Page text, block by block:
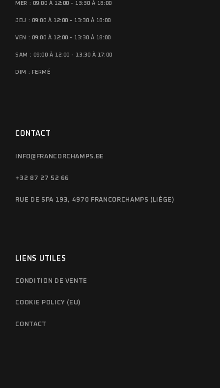
MER : 09:00 À 12:00 - 13:30 À 18:00
JEU : 09:00 À 12:00 - 13:30 À 18:00
VEN : 09:00 À 12:00 - 13:30 À 18:00
SAM : 09:00 À 12:00 - 13:30 À 17:00
DIM : FERMÉ
CONTACT
INFO@FRANCORCHAMPS.BE
+32 87 27 52 66
RUE DE SPA 193, 4970 FRANCORCHAMPS (LIÈGE)
LIENS UTILES
CONDITION DE VENTE
COOKIE POLICY (EU)
CONTACT